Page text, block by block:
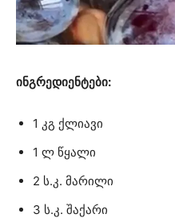
ინგრედიენტები:
1 კგ ქლიავი
1 ლ წყალი
2 ს.კ. მარილი
3 ს.კ. შაქარი